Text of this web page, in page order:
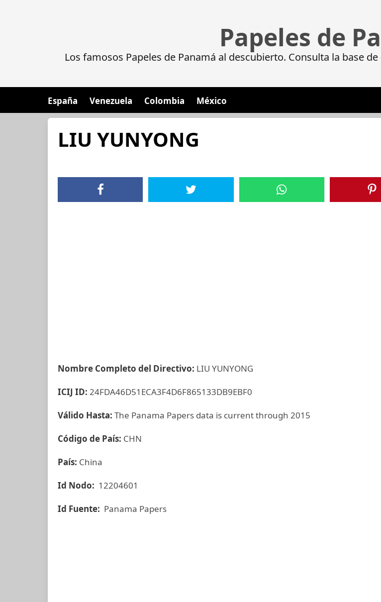
Papeles de
Los famosos Papeles de Panamá al descubierto. Consulta la base
España Venezuela Colombia México
LIU YUNYONG
Nombre Completo del Directivo: LIU YUNYONG
ICIJ ID: 24FDA46D51ECA3F4D6F865133DB9EBF0
Válido Hasta: The Panama Papers data is current through 2015
Código de País: CHN
País: China
Id Nodo: 12204601
Id Fuente: Panama Papers